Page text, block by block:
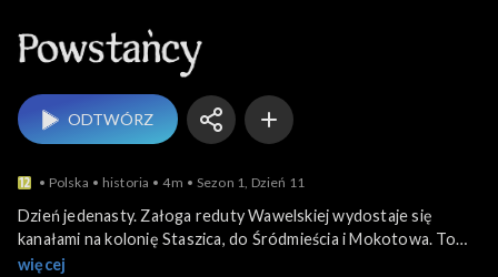
ODTWÓRZ
Polska historia 4m Sezon 1, Dzień 11
Dzień jedenasty. Załoga reduty Wawelskiej wydostaje się
kanałami na kolonię Staszica, do Śródmieścia i Mokotowa. To
pierwsze w powstaniu wykorzystanie kanałów do ewakuacji.
więcej